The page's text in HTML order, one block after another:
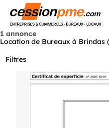
1 annonce
Location de Bureaux à Brindas
Filtres